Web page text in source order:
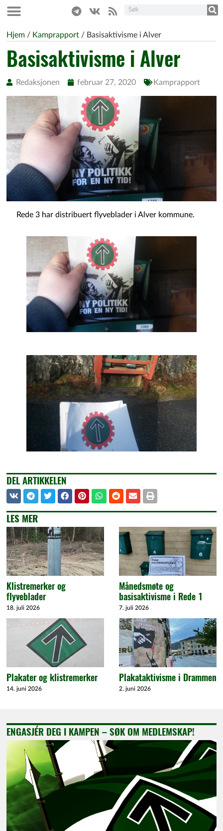
Hjem / Kamprapport / Basisaktivisme i Alver
Basisaktivisme i Alver
Redaksjonen februar 27, 2020 Kamprapport
LES MER
Klistremerker og
flyveblader
18. juli 2026
Månedsmøte og
basisaktivisme i Rede 1
7. juli 2026
Plakater og klistremerker
14. juni 2026
Plakataktivisme i Drammen
2. juni 2026
Rede 3 har distribuert flyveblader i Alver kommune.
DEL ARTIKKELEN
ENGASJÉR DEG I KAMPEN – SØK OM MEDLEMSKAP!